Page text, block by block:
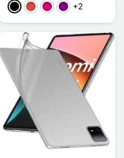
Schwarz
Rot Magenta
Violett
+2